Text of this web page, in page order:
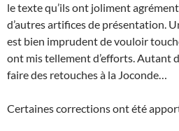
le texte qu’ils ont joliment
d’autres artifices de présentation.
est bien imprudent de vouloir
ont mis tellement d’efforts. Autant
faire des retouches à la Joconde…
Certaines corrections ont été